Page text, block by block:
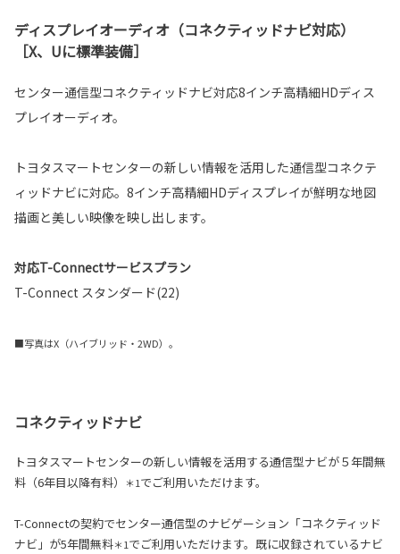
ディスプレイオーディオ（コネクティッドナビ対応）
［X、Uに標準装備］
センター通信型コネクティッドナビ対応8インチ高精細HDディス
プレイオーディオ。
トヨタスマートセンターの新しい情報を活用した通信型コネクテ
ィッドナビに対応。8インチ高精細HDディスプレイが鮮明な地図
描画と美しい映像を映し出します。
対応T-Connectサービスプラン
T-Connect スタンダード(22)
■写真はX（ハイブリッド・2WD）。
コネクティッドナビ
トヨタスマートセンターの新しい情報を活用する通信型ナビが５年間無
料（6年目以降有料）
＊1でご利用いただけます。
T-Connectの契約でセンター通信型のナビゲーション「コネクティッド
ナビ」が5年間無料＊1でご利用いただけます。既に収録されているナビ